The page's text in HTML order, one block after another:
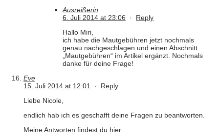
Ausreißerin
6. Juli 2014 at 23:06 · Reply
Hallo Miri,
ich habe die Mautgebühren jetzt nochmals
genau nachgeschlagen und einen Abschnitt
„Mautgebühren“ im Artikel ergänzt. Nochmals
danke für deine Frage!
Eve
15. Juli 2014 at 12:01 · Reply
Liebe Nicole,
endlich hab ich es geschafft deine Fragen zu beantworten.
Meine Antworten findest du hier: